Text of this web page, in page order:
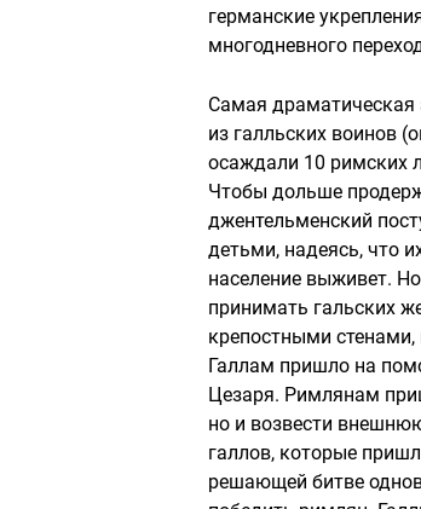
германские
многодневного
Самая драматическая
из галльских воинов
осаждали 10 римских
Чтобы дольше
джентельменский
детьми, надеясь, что
население выживет.
принимать гальских
крепостными стенами,
Галлам пришло на
Цезаря. Римлянам
но и возвести
галлов, которые
решающей битве